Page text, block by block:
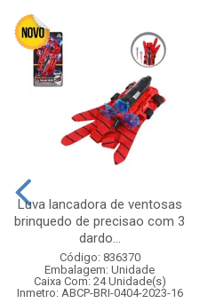
Luva lancadora de ventosas
brinquedo de precisao com 3
dardo...
Código: 836370
Embalagem: Unidade
Caixa Com: 24 Unidade(s)
Inmetro: ABCP-BRI-0404-2023-16